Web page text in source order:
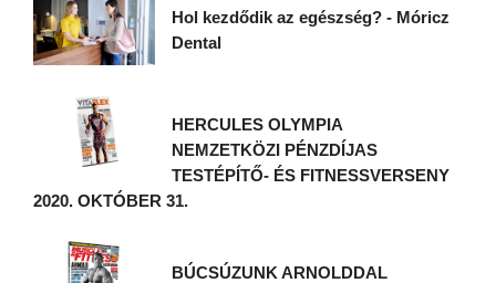
Hol kezdődik az egészség? - Móricz
Dental
HERCULES OLYMPIA
NEMZETKÖZI PÉNZDÍJAS
TESTÉPÍTŐ- ÉS FITNESSVERSENY
2020. OKTÓBER 31.
BÚCSÚZUNK ARNOLDDAL